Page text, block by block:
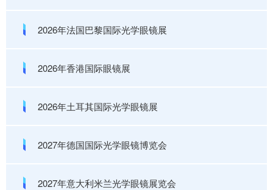
2026年法国巴黎国际光学眼镜展
2026年香港国际眼镜展
2026年土耳其国际光学眼镜展
2027年德国国际光学眼镜博览会
2027年意大利米兰光学眼镜展览会